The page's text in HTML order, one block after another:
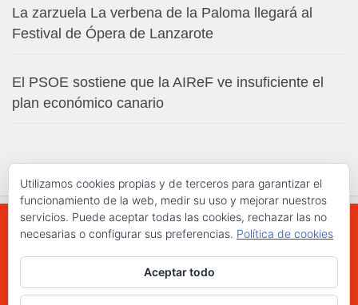
La zarzuela La verbena de la Paloma llegará al
Festival de Ópera de Lanzarote
El PSOE sostiene que la AIReF ve insuficiente el
plan económico canario
WWW.ELCHAPLON.COM © 2026. Todos los
derechos reservados.
Utilizamos cookies propias y de terceros para garantizar el
funcionamiento de la web, medir su uso y mejorar nuestros
servicios. Puede aceptar todas las cookies, rechazar las no
necesarias o configurar sus preferencias. Política de cookies
Aceptar todo